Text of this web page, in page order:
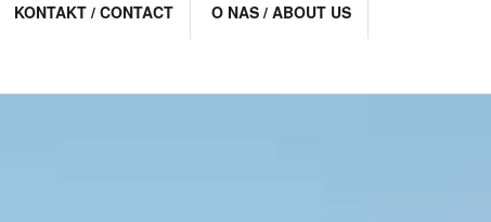
KONTAKT / CONTACT O NAS / ABOUT US